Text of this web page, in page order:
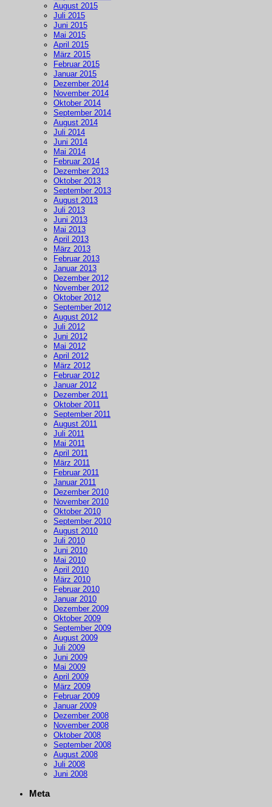
August 2015
Juli 2015
Juni 2015
Mai 2015
April 2015
März 2015
Februar 2015
Januar 2015
Dezember 2014
November 2014
Oktober 2014
September 2014
August 2014
Juli 2014
Juni 2014
Mai 2014
Februar 2014
Dezember 2013
Oktober 2013
September 2013
August 2013
Juli 2013
Juni 2013
Mai 2013
April 2013
März 2013
Februar 2013
Januar 2013
Dezember 2012
November 2012
Oktober 2012
September 2012
August 2012
Juli 2012
Juni 2012
Mai 2012
April 2012
März 2012
Februar 2012
Januar 2012
Dezember 2011
Oktober 2011
September 2011
August 2011
Juli 2011
Mai 2011
April 2011
März 2011
Februar 2011
Januar 2011
Dezember 2010
November 2010
Oktober 2010
September 2010
August 2010
Juli 2010
Juni 2010
Mai 2010
April 2010
März 2010
Februar 2010
Januar 2010
Dezember 2009
Oktober 2009
September 2009
August 2009
Juli 2009
Juni 2009
Mai 2009
April 2009
März 2009
Februar 2009
Januar 2009
Dezember 2008
November 2008
Oktober 2008
September 2008
August 2008
Juli 2008
Juni 2008
Meta